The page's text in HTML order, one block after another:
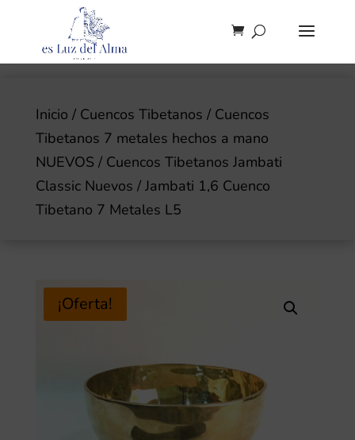
Inicio / Cuencos Tibetanos / Cuencos
Tibetanos 7 metales hechos a mano
NUEVOS / Cuencos Tibetanos Jambati
Classic Nuevos / Jambati 1,6 Cuenco
Tibetano 7 Metales L5
¡Oferta!